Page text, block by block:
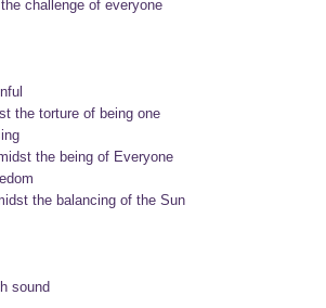
challenge of everyone
the torture of being one
the being of Everyone
the balancing of the Sun
sound